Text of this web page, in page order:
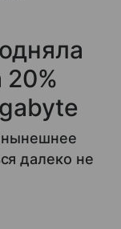
нынешнее
далеко не